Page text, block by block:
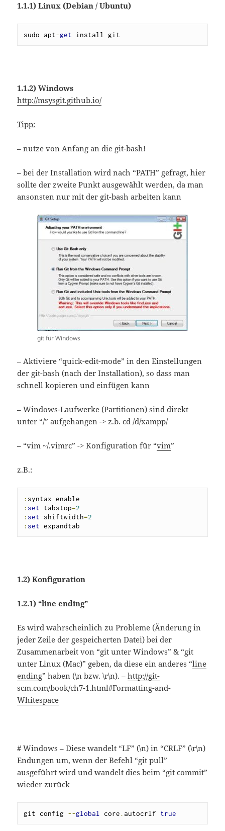
1.1.1) Linux (Debian / Ubuntu)
sudo apt-get install git
1.1.2) Windows
http://msysgit.github.io/
Tipp:
– nutze von Anfang an die git-bash!
– bei der Installation wird nach “PATH” gefragt, hier
sollte der zweite Punkt ausgewählt werden, da man
ansonsten nur mit der git-bash arbeiten kann
git für Windows
– Aktiviere “quick-edit-mode” in den Einstellungen
der git-bash (nach der Installation), so dass man
schnell kopieren und einfügen kann
– Windows-Laufwerke (Partitionen) sind direkt
unter “/” aufgehangen -> z.b. cd /d/xampp/
– “vim ~/.vimrc” -> Konfiguration für “vim”
z.B.:
:
: set tabstop=2
: set shiftwidth=2
: set expandtab
1.2) Konfiguration
1.2.1) “line ending”
Es wird wahrscheinlich zu Probleme (Änderung in
jeder Zeile der gespeicherten Datei) bei der
Zusammenarbeit von “git unter Windows” & “git
unter Linux (Mac)” geben, da diese ein anderes “line
ending” haben (\n bzw. \r\n). –http://git-
scm.com/book/ch7-1.html#Formatting-and-
Whitespace
# Windows – Diese wandelt “LF” (\n) in “CRLF” (\r\n)
Endungen um, wenn der Befehl “git pull”
ausgeführt wird und wandelt dies beim “git commit”
wieder zurück
git config --global core .autocrlf true